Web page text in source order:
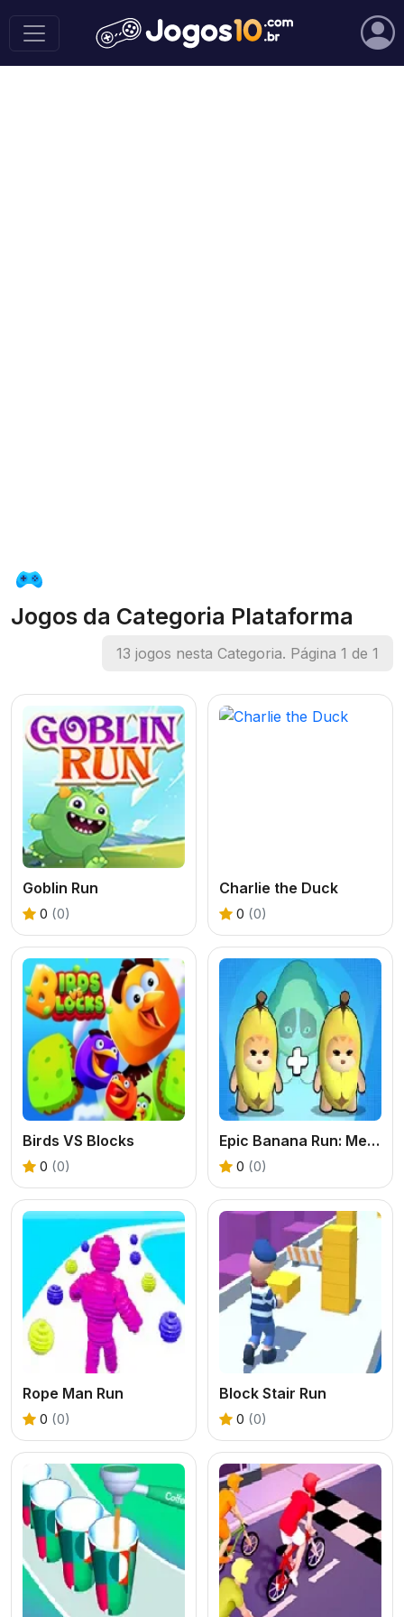
Jogos da Categoria Plataforma
13 jogos nesta Categoria. Página 1 de 1
Goblin Run
0 (0)
Charlie the Duck
0 (0)
Birds VS Blocks
0 (0)
Epic Banana Run: Merge Master
0 (0)
Rope Man Run
0 (0)
Block Stair Run
0 (0)